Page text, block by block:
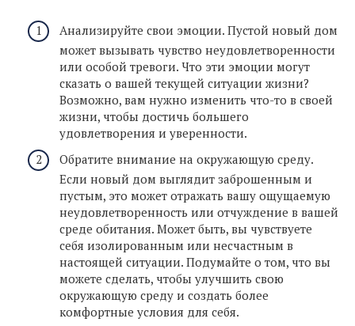
Анализируйте свои эмоции. Пустой новый дом
может вызывать чувство неудовлетворенности
или особой тревоги. Что эти эмоции могут
сказать о вашей текущей ситуации жизни?
Возможно, вам нужно изменить что-то в своей
жизни, чтобы достичь большего
удовлетворения и уверенности.
Обратите внимание на окружающую среду.
Если новый дом выглядит заброшенным и
пустым, это может отражать вашу ощущаемую
неудовлетворенность или отчуждение в вашей
среде обитания. Может быть, вы чувствуете
себя изолированным или несчастным в
настоящей ситуации. Подумайте о том, что вы
можете сделать, чтобы улучшить свою
окружающую среду и создать более
комфортные условия для себя.